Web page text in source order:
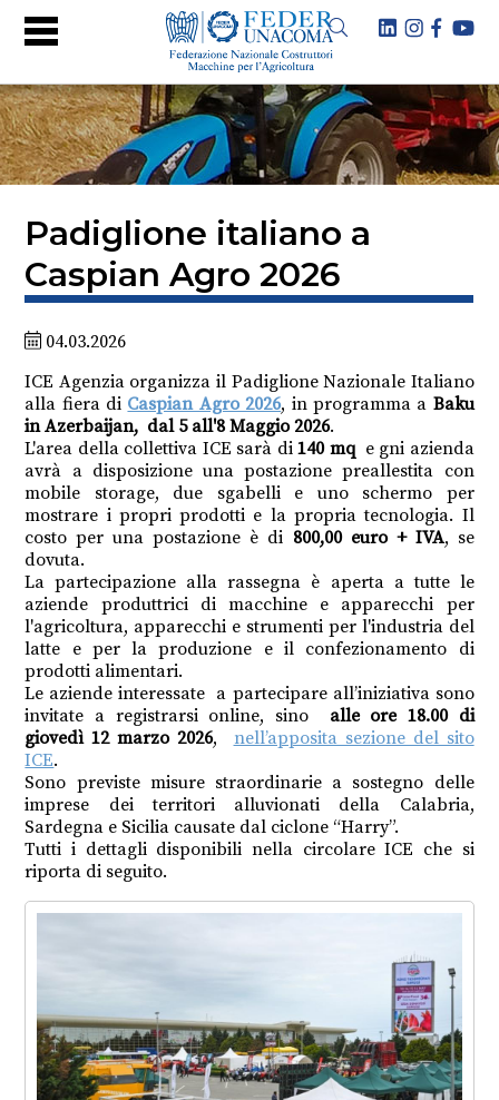
Padiglione italiano a
Caspian Agro 2026
04.03.2026
ICE Agenzia organizza il Padiglione Nazionale Italiano
alla fiera di Caspian Agro 2026, in programma a Baku
in Azerbaijan, dal 5 all'8 Maggio 2026.
L'area della collettiva ICE sarà di140 mqe gni azienda
avrà a disposizione una postazione preallestita con
mobile storage, due sgabelli e uno schermo per
mostrare i propri prodotti e la propria tecnologia. Il
costo per una postazione è di 800,00 euro + IVA, se
dovuta.
La partecipazione alla rassegna è aperta a tutte le
aziende produttrici di macchine e apparecchi per
l'agricoltura, apparecchi e strumenti per l'industria del
latte e per la produzione e il confezionamento di
prodotti alimentari.
Le aziende interessate a partecipare all’iniziativa sono
invitate a registrarsi online, sino
alle ore 18.00 di
giovedì 12 marzo 2026, nell’apposita sezione del sito
ICE.
Sono previste misure straordinarie a sostegno delle
imprese dei territori alluvionati della Calabria,
Sardegna e Sicilia causate dal ciclone “Harry”.
Tutti i dettagli disponibili nella circolare ICE che si
riporta di seguito.